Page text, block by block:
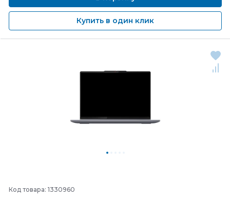
Купить в один клик
Код товара: 1330960